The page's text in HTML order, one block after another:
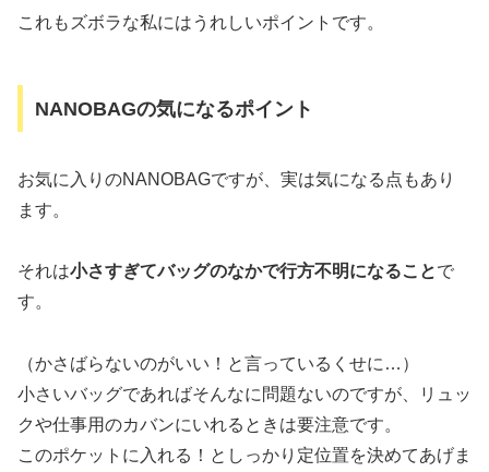
これもズボラな私にはうれしいポイントです。
NANOBAGの気になるポイント
お気に入りのNANOBAGですが、実は気になる点もあり
ます。
それは小さすぎてバッグのなかで行方不明になることで
す。
（かさばらないのがいい！と言っているくせに…）
小さいバッグであればそんなに問題ないのですが、リュッ
クや仕事用のカバンにいれるときは要注意です。
このポケットに入れる！としっかり定位置を決めてあげま